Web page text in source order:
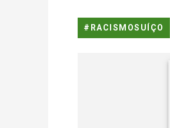
#RACISMOSUÍÇO